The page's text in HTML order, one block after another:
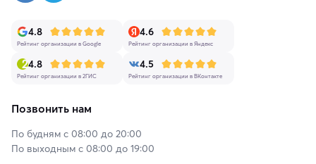
4.8
Рейтинг организации в Google
4.6
Рейтинг организации в Яндекс
4.8
Рейтинг организации в 2ГИС
4.5
Рейтинг организации в ВКонтакте
Позвонить нам
По будням с 08:00 до 20:00
По выходным с 08:00 до 19:00